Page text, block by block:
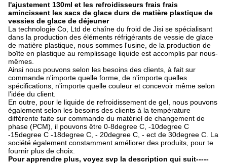
l'ajustement 130ml et les refroidisseurs frais frais
amincissent les sacs de glace durs de matière plastique de
vessies de glace de déjeuner
La technologie Co, Ltd de chaîne du froid de Jisi se spécialisant
dans la production des éléments réfrigérants de vessie de glace
de matière plastique, nous sommes l'usine, de la production de
boîte en plastique au remplissage liquide est accomplis par nous-
mêmes.
Ainsi nous pouvons selon les besoins des clients, à fait sur
commande n'importe quelle forme, de n'importe quelles
spécifications, n'importe quelle couleur et concevoir même selon
l'idée du client.
En outre, pour le liquide de refroidissement de gel, nous pouvons
également selon les besoins des clients à la température
différente faite sur commande du matériel de changement de
phase (PCM), il pouvons être 0-8degree C, -10degree C
-15degree C -18degree C, - 20degree C, - ect de 30degree C. La
société également constamment améliorer des produits, pour te
fournir plus de choix.
Pour apprendre plus, voyez svp la description qui suit-----